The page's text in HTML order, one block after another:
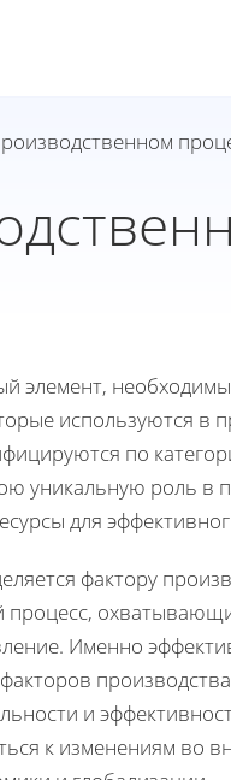
элемент,
используются в
по
уникальную роль в
для
фактору
Именно
и
к изменениям во